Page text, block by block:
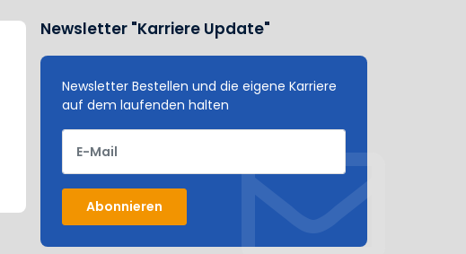
Newsletter "Karriere Update"
Newsletter Bestellen und die eigene Karriere
auf dem laufenden halten
E-Mail
Abonnieren